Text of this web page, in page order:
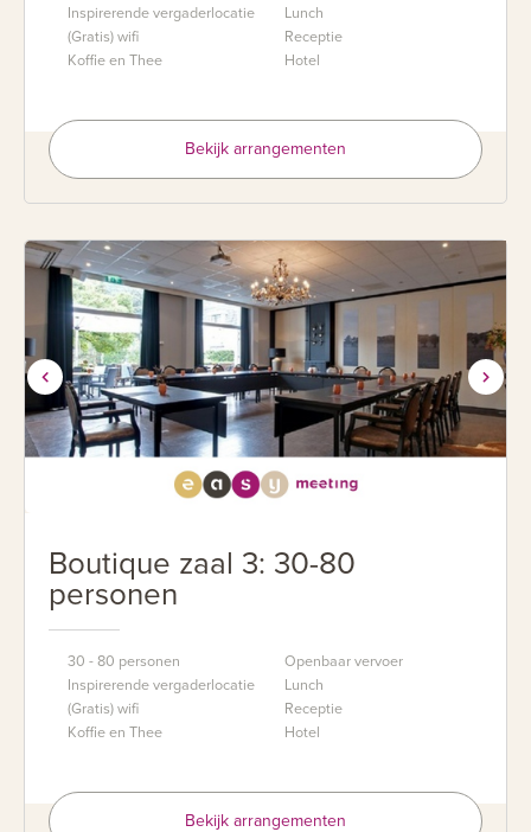
Inspirerende vergaderlocatie
(Gratis) wifi
Koffie en Thee
Lunch
Receptie
Hotel
Bekijk arrangementen
Boutique zaal 3: 30-80
personen
30 - 80 personen
Inspirerende vergaderlocatie
(Gratis) wifi
Koffie en Thee
Openbaar vervoer
Lunch
Receptie
Hotel
Bekijk arrangementen